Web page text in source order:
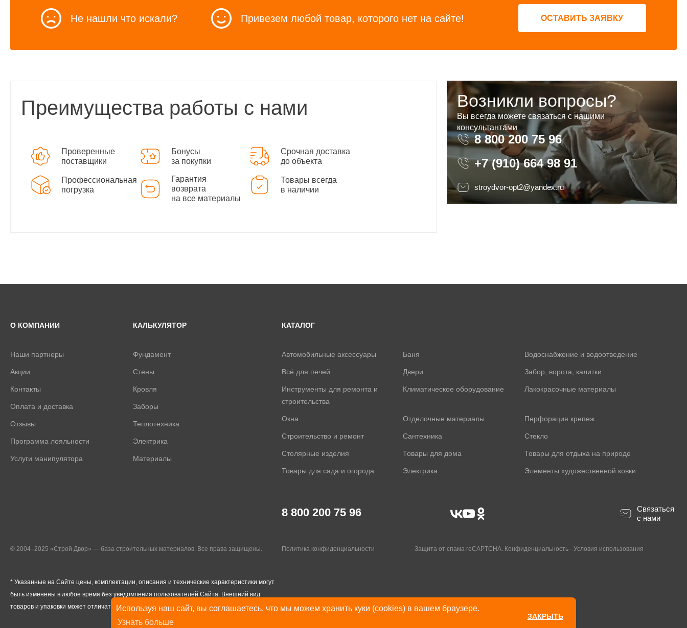
Используя наш сайт, вы соглашаетесь, что мы можем хранить куки (cookies) в вашем браузере.
Узнать больше
ЗАКРЫТЬ
Не нашли что искали? Привезем любой товар, которого нет на сайте! ОСТАВИТЬ ЗАЯВКУ
Преимущества работы с нами
Проверенные
поставщики
Бонусы
за покупки
Срочная доставка
до объекта
Профессиональная
погрузка
Гарантия
возврата
на все материалы
Товары всегда
в наличии
Возникли вопросы?
Вы всегда можете связаться с нашими
консультантами
8 800 200 75 96 8 800 200 75 96
+7 (910) 664 98 91
stroydvor-opt2@yandex.ru
О КОМПАНИИ
Наши партнеры
Акции
Контакты
Оплата и доставка
Отзывы
Программа лояльности
Услуги манипулятора
КАЛЬКУЛЯТОР
Фундамент
Стены
Кровля
Заборы
Теплотехника
Электрика
Материалы
КАТАЛОГ
Автомобильные аксессуары Баня Водоснабжение и водоотведение
Всё для печей Двери Забор, ворота, калитки
Инструменты для ремонта и
строительства
Климатическое оборудование Лакокрасочные материалы
Окна Отделочные материалы Перфорация крепеж
Строительство и ремонт Сантехника Стекло
Столярные изделия Товары для дома Товары для отдыха на природе
Товары для сада и огорода Электрика Элементы художественной ковки
8 800 200 75 96
Связаться
с нами
© 2004–2025 «Строй Двор» — база строительных материалов. Все права защищены. Политика конфиденциальности Защита от спама reCAPTCHA. Конфиденциальность -Условия использования
* Указанные на Сайте цены, комплектации, описания и технические характеристики могут
быть изменены в любое время без уведомления пользователей Сайта. Внешний вид
товаров и упаковки может отличаться от изображенных на Сайте.